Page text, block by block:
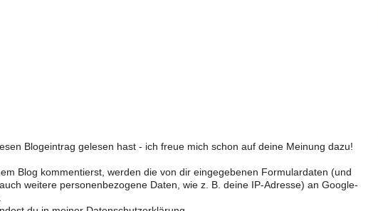
Blogeintrag gelesen hast - ich freue mich schon auf deine Meinung dazu!
Blog kommentierst, werden die von dir eingegebenen Formulardaten (und
weitere personenbezogene Daten, wie z. B. deine IP-Adresse) an Google-